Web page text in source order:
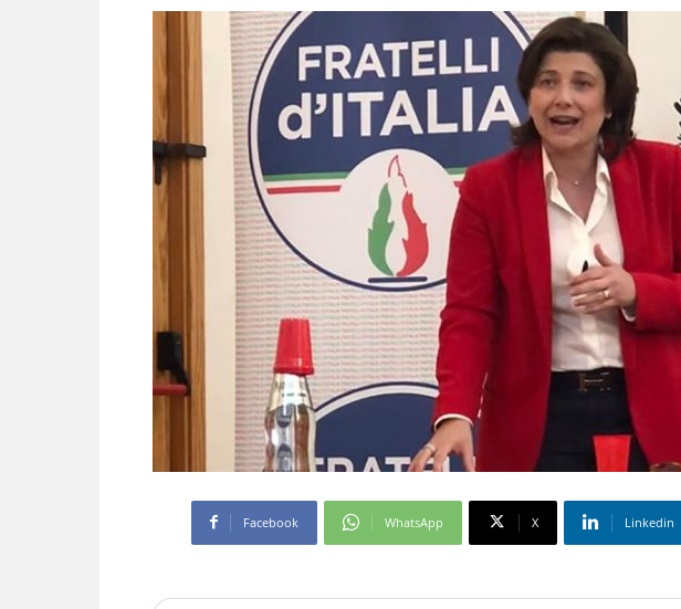
Facebook WhatsApp X Linkedin